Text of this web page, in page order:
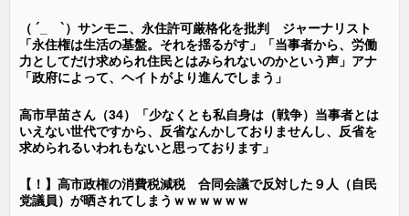
（ ´_ゝ`）サンモニ、永住許可厳格化を批判 ジャーナリスト
「永住権は生活の基盤。それを揺るがす」「当事者から、労働
力としてだけ求められ住民とはみられないのかという声」アナ
「政府によって、ヘイトがより進んでしまう」
高市早苗さん（34）「少なくとも私自身は（戦争）当事者とは
いえない世代ですから、反省なんかしておりませんし、反省を
求められるいわれもないと思っております」
【！】高市政権の消費税減税 合同会議で反対した９人（自民
党議員）が晒されてしまうｗｗｗｗｗｗ